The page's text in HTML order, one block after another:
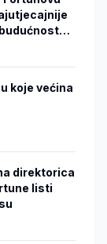
koje većina
direktorica
listi